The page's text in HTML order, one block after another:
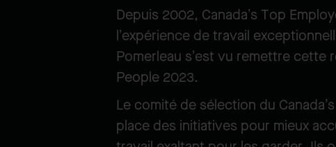
Depuis 2002, Canada’s Top
l’expérience de travail
Pomerleau s’est vu remettre cette
People 2023.
Le comité de sélection du
place des initiatives pour mieux